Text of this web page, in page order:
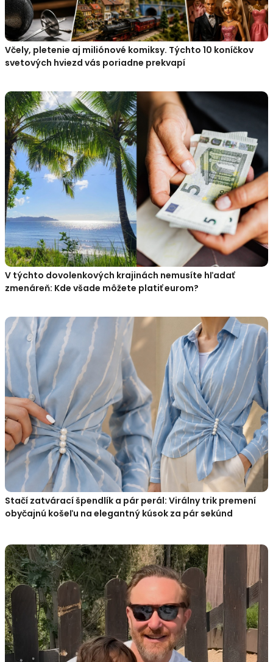
Včely, pletenie aj miliónové komiksy. Týchto 10 koníčkov
svetových hviezd vás poriadne prekvapí
V týchto dovolenkových krajinách nemusíte hľadať
zmenáreň: Kde všade môžete platiť eurom?
Stačí zatvárací špendlík a pár perál: Virálny trik premení
obyčajnú košeľu na elegantný kúsok za pár sekúnd